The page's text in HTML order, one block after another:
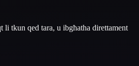
tkun qed tara, u ibgħatha direttament